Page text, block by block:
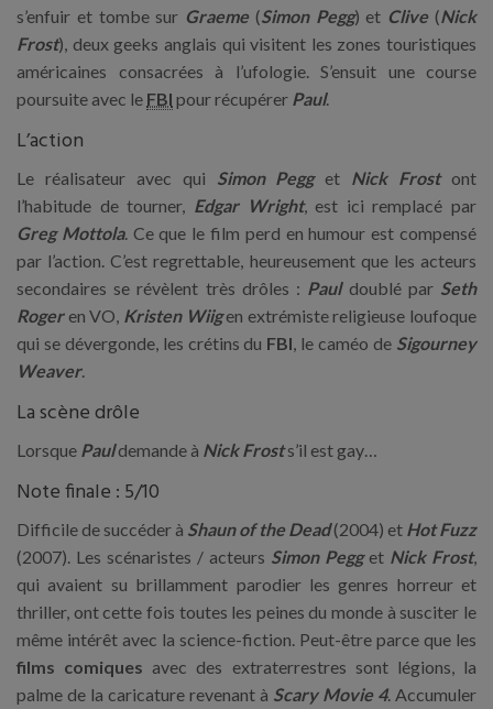
s’enfuir et tombe sur Graeme (Simon Pegg) et Clive (Nick
Frost), deux geeks anglais qui visitent les zones touristiques
américaines consacrées à l’ufologie. S’ensuit une course
poursuite avec le FBI pour récupérer Paul.
L’action
Le réalisateur avec qui Simon Pegget Nick Frostont
l’habitude de tourner,
Edgar Wright, est ici remplacé par
Greg Mottola. Ce que le film perd en humour est compensé
par l’action. C’est regrettable, heureusement que les acteurs
secondaires se révèlent très drôles : Paul doublé par Seth
Rogeren VO, Kristen Wiigen extrémiste religieuse loufoque
qui se dévergonde, les crétins du FBI , le caméo de Sigourney
Weaver.
La scène drôle
Lorsque Pauldemande à Nick Frosts’il est gay…
Note finale : 5/10
Difficile de succéder à Shaun of the Dead(2004) et Hot Fuzz
(2007). Les scénaristes / acteurs Simon Pegget Nick Frost,
qui avaient su brillamment parodier les genres horreur et
thriller, ont cette fois toutes les peines du monde à susciter le
même intérêt avec la science-fiction. Peut-être parce que les
films comiques avec des extraterrestres sont légions, la
palme de la caricature revenant à Scary Movie 4. Accumuler